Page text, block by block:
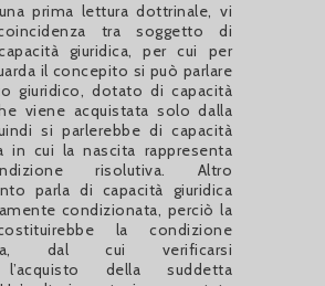
prima lettura dottrinale, vi
tra soggetto di
giuridica, per cui per
il concepito si può parlare
giuridico, dotato di capacità
viene acquistata solo dalla
si parlerebbe di capacità
in cui la nascita rappresenta
risolutiva. Altro
parla di capacità giuridica
condizionata, perciò la
la condizione
dal cui verificarsi
della suddetta